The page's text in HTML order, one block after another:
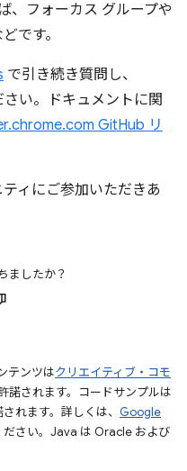
、フォーカス グループや
です。
で引き続き質問し、
い。ドキュメントに関
GitHub リ
ィにご参加いただきあ
ましたか？
テンツはクリエイティブ・コモ
諾されます。コードサンプルは
れます。詳しくは、 Google
ださい。Java は Oracle および